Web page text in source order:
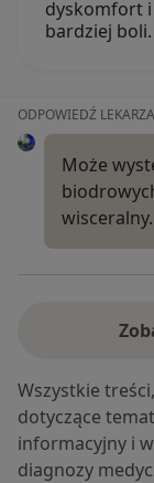
dyskomfort i
bardziej
ODPOWIEDŹ
Może
wisceralny.
Wszystkie
dotyczące
informacyjny i
diagnozy